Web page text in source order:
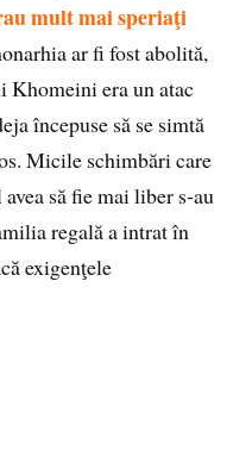
mult mai speriaţi
ar fi fost abolită,
era un atac
începuse să se simtă
Micile schimbări care
să fie mai liber s‑au
regală a intrat în
exigenţele